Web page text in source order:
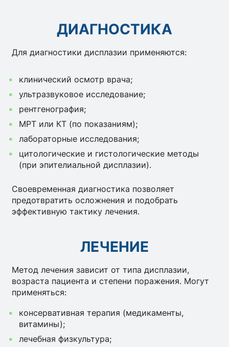
ДИАГНОСТИКА
Для диагностики дисплазии применяются:
клинический осмотр врача;
ультразвуковое исследование;
рентгенография;
МРТ или КТ (по показаниям);
лабораторные исследования;
цитологические и гистологические методы
(при эпителиальной дисплазии).
Своевременная диагностика позволяет
предотвратить осложнения и подобрать
эффективную тактику лечения.
ЛЕЧЕНИЕ
Метод лечения зависит от типа дисплазии,
возраста пациента и степени поражения. Могут
применяться:
консервативная терапия (медикаменты,
витамины);
лечебная физкультура;